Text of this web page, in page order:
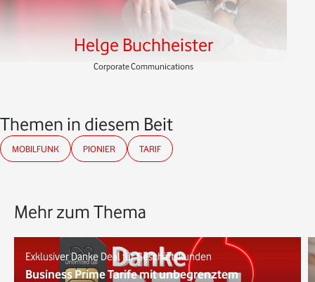
Helge Buchheister
Corporate Communications
Themen in diesem Beitrag
MOBILFUNK PIONIER TARIF
Mehr zum Thema
Exklusiver Danke Deal für Geschäftskunden
Business Prime Tarife mit unbegrenztem